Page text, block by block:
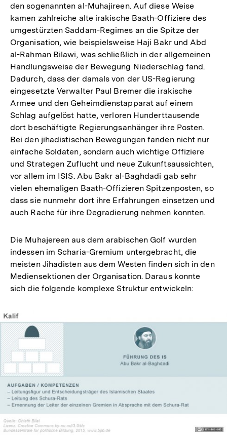
den sogenannten al-Muhajireen. Auf diese Weise
kamen zahlreiche alte irakische Baath-Offiziere des
umgestürzten Saddam-Regimes an die Spitze der
Organisation, wie beispielsweise Haji Bakr und Abd
al-Rahman Bilawi, was schließlich in der allgemeinen
Handlungsweise der Bewegung Niederschlag fand.
Dadurch, dass der damals von der US-Regierung
eingesetzte Verwalter Paul Bremer die irakische
Armee und den Geheimdienstapparat auf einem
Schlag aufgelöst hatte, verloren Hunderttausende
dort beschäftigte Regierungsanhänger ihre Posten.
Bei den jihadistischen Bewegungen fanden nicht nur
einfache Soldaten, sondern auch wichtige Offiziere
und Strategen Zuflucht und neue Zukunftsaussichten,
vor allem im ISIS. Abu Bakr al-Baghdadi gab sehr
vielen ehemaligen Baath-Offizieren Spitzenposten, so
dass sie nunmehr dort ihre Erfahrungen einsetzen und
auch Rache für ihre Degradierung nehmen konnten.
Die Muhajereen aus dem arabischen Golf wurden
indessen im Scharia-Gremium untergebracht, die
meisten Jihadisten aus dem Westen finden sich in den
Mediensektionen der Organisation. Daraus konnte
sich die folgende komplexe Struktur entwickeln: